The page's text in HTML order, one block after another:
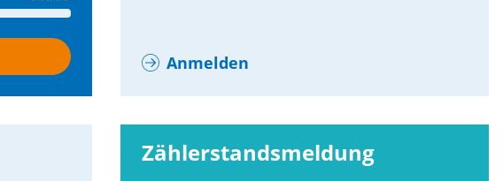
Anmelden
Zählerstandsmeldung